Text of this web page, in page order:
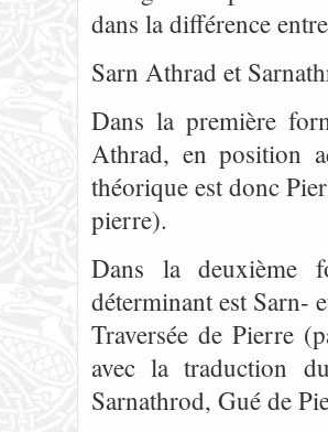
dans la différence
Sarn Athrad et
Dans la première
Athrad, en position
théorique est donc
pierre).
Dans la deuxième
déterminant est Sarn-
Traversée de Pierre
avec la traduction
Sarnathrod, Gué de